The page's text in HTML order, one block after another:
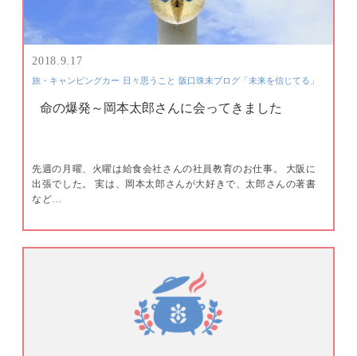
2018.9.17
旅・キャンピングカー 日々思うこと 阪口珠未ブログ「未来を信じてる」
命の爆発～岡本太郎さんに会ってきました
先週の月曜、火曜は給食会社さんの社員教育のお仕事。 大阪に
出張でした。 実は、岡本太郎さんが大好きで、太郎さんの著書
など…